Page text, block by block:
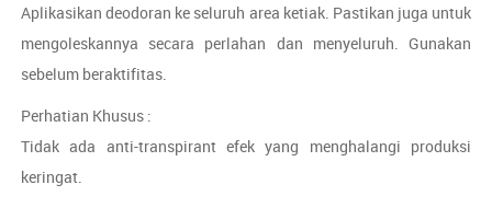
Aplikasikan deodoran ke seluruh area ketiak. Pastikan juga untuk
mengoleskannya secara perlahan dan menyeluruh. Gunakan
sebelum beraktifitas.
Perhatian Khusus :
Tidak ada anti-transpirant efek yang menghalangi produksi
keringat.